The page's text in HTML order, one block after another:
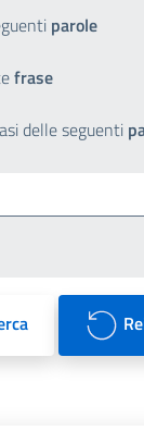
parole
frase
delle seguenti